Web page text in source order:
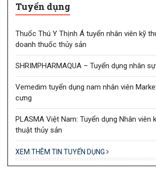
Tuyển dụng
Thuốc Thú Y Thịnh Á tuyển nhân viên kỹ
doanh thuốc thủy sản
SHRIMPHARMAQUA – Tuyển dụng nhân
Vemedim tuyển dụng nam nhân viên
cưng
PLASMA Việt Nam: Tuyển dụng Nhân viên
thuật thủy sản
XEM THÊM TIN TUYỂN DỤNG